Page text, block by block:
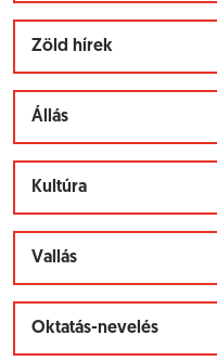
Zöld hírek
Állás
Kultúra
Vallás
Oktatás-nevelés